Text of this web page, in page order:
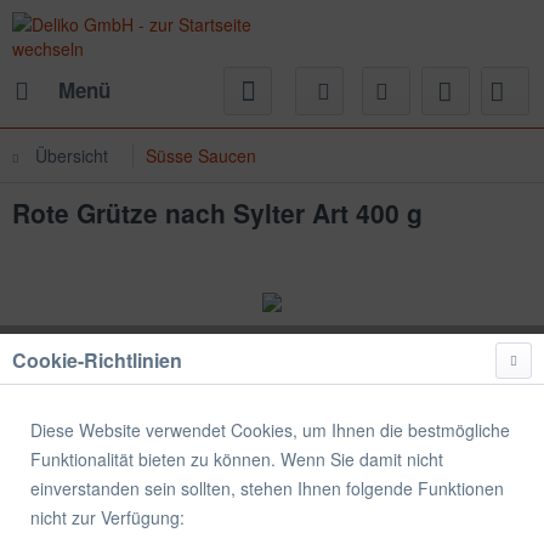
Menü
Übersicht Süsse Saucen
Rote Grütze nach Sylter Art 400 g
Cookie-Richtlinien
Diese Website verwendet Cookies, um Ihnen die bestmögliche
Funktionalität bieten zu können. Wenn Sie damit nicht
einverstanden sein sollten, stehen Ihnen folgende Funktionen
nicht zur Verfügung: